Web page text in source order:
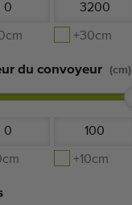
+30cm
du convoyeur (cm)
+10cm